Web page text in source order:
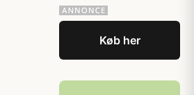
Køb her